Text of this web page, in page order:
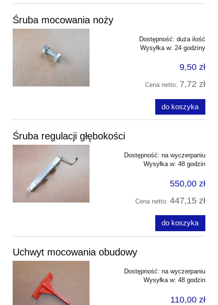
Śruba mocowania noży
Dostępność: duża ilość
Wysyłka w: 24 godziny
9,50 zł
Cena netto: 7,72 zł
do koszyka
Śruba regulacji głębokości
Dostępność: na wyczerpaniu
Wysyłka w: 48 godzin
550,00 zł
Cena netto: 447,15 zł
do koszyka
Uchwyt mocowania obudowy
Dostępność: na wyczerpaniu
Wysyłka w: 48 godzin
110,00 zł